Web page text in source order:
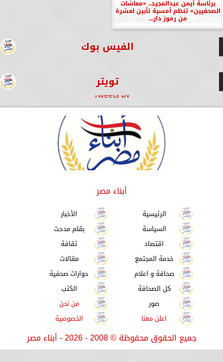
برئاسة أيمن عبدالمجيد.. «معاشات
الصحفيين» تنظم أمسية تأبين لعشرة
من رموز دار...
الفيس بوك
تويتر
Tweets by
أبناء مصر
الرئيسية
الأخبار
السياسة
بقلم مدحت
اقتصاد
ثقافة
خدمة المجتمع
مقالات
صحافة و اعلام
حوارات صحفية
كل الصحافة
الكتب
صور
من نحن
اعلن معنا
الخصوصية
جميع الحقوق محفوظة©2008 - 2026 - أبناء مصر